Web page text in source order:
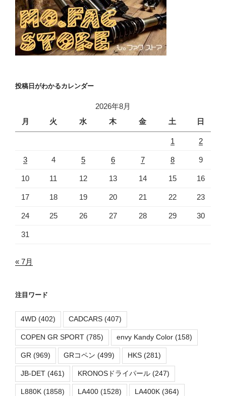
投稿日がわかるカレンダー
2026年8月
月
火 水 木 金 土 日
1 2
3 4 5 6 7 8 9
10 11 12 13 14 15 16
17 18 19 20 21 22 23
24 25 26 27 28 29 30
31
« 7月
注目ワード
4WD (402) CADCARS (407)
COPEN GR SPORT (785) envy Kandy Color (158)
GR (969) GRコペン (499) HKS (281)
JB-DET (461) KRONOSドライパール (247)
L880K (1858) LA400 (1528) LA400K (364)